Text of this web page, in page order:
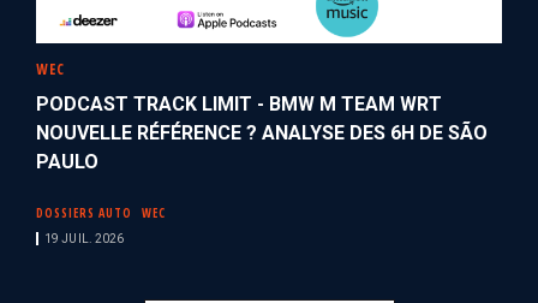
WEC
PODCAST TRACK LIMIT - BMW M TEAM WRT
NOUVELLE RÉFÉRENCE ? ANALYSE DES 6H DE SÃO
PAULO
DOSSIERS AUTO WEC
19 JUIL. 2026